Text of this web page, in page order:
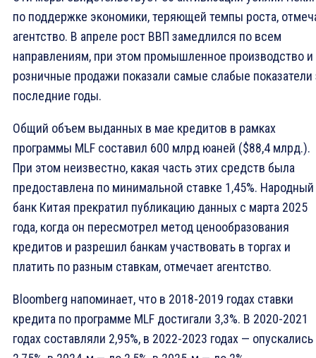
по поддержке экономики, теряющей темпы роста,
агентство. В апреле рост ВВП замедлился по всем
направлениям, при этом промышленное производство и
розничные продажи показали самые слабые показатели
последние годы.
Общий объем выданных в мае кредитов в рамках
программы MLF составил 600 млрд юаней ($88,4 млрд.).
При этом неизвестно, какая часть этих средств была
предоставлена по минимальной ставке 1,45%. Народный
банк Китая прекратил публикацию данных с марта 2025
года, когда он пересмотрел метод ценообразования
кредитов и разрешил банкам участвовать в торгах и
платить по разным ставкам, отмечает агентство.
Bloomberg напоминает, что в 2018-2019 годах ставки
кредита по программе MLF достигали 3,3%. В 2020-2021
годах составляли 2,95%, в 2022-2023 годах —